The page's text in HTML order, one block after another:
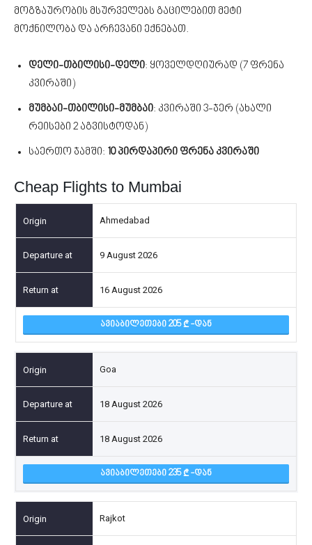
მოგზაურობის მსურველებს გაცილებით მეტი
მოქნილობა და არჩევანი ექნებათ.
დელი-თბილისი-დელი: ყოველდღიურად (7 ფრენა
კვირაში)
მუმბაი-თბილისი-მუმბაი: კვირაში 3-ჯერ (ახალი
რეისები 2 აგვისტოდან)
საერთო ჯამში: 10 პირდაპირი ფრენა კვირაში
Cheap Flights to Mumbai
Ahmedabad
9 August 2026
16 August 2026
ᲐᲕᲘᲐᲑᲘᲚᲔᲗᲔᲑᲘ 205 -ᲓᲐᲜ
Goa
18 August 2026
18 August 2026
ᲐᲕᲘᲐᲑᲘᲚᲔᲗᲔᲑᲘ 235 -ᲓᲐᲜ
Rajkot